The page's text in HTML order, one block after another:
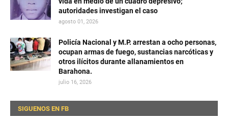
autoridades investigan el caso
agosto 01, 2026
Policía Nacional y M.P. arrestan a ocho personas,
ocupan armas de fuego, sustancias narcóticas y
otros ilícitos durante allanamientos en
Barahona.
julio 16, 2026
SIGUENOS EN FB